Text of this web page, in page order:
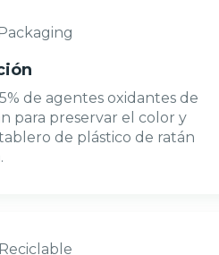
de agentes oxidantes de
para preservar el color y
de plástico de ratán